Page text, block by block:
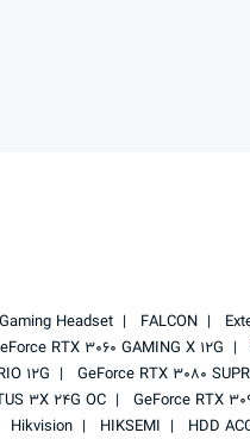
FALCON
Gaming Headset
RTX 3060 GAMING X 12G
GeForce RTX 3080
12G
GeForce RTX
3X 24G OC
HDD
HIKSEMI
Hikvision